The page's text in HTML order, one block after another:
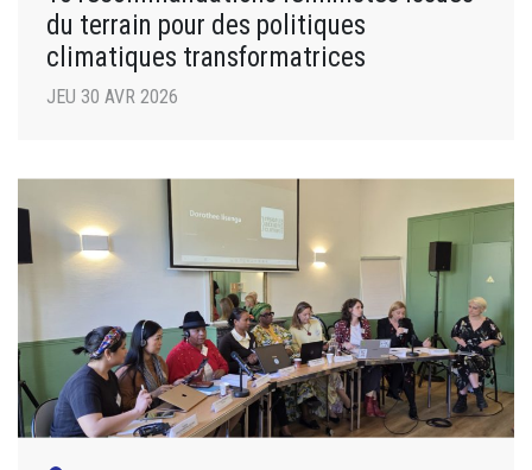
du terrain pour des politiques
climatiques transformatrices
JEU 30 AVR 2026